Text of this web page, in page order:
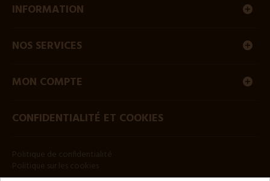
INFORMATION
NOS SERVICES
MON COMPTE
CONFIDENTIALITÉ ET COOKIES